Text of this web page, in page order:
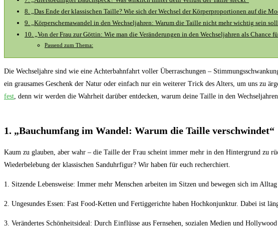
8. „Das Ende der klassischen Taille? Wie sich der Wechsel der Körperproportionen auf die
9. „Körperschemawandel in den Wechseljahren: Warum die Taille nicht mehr wichtig sein
10. „Von der Frau zur Göttin: Wie man die Veränderungen in den Wechseljahren als Chance
Passend zum Thema:
Die Wechseljahre sind wie eine Achterbahnfahrt voller Überraschungen –
ein grausames Geschenk der Natur oder einfach nur ein weiterer Trick des Alters, um uns zu
fest, denn wir werden die Wahrheit darüber entdecken, warum deine Taille in den
1. „Bauchumfang im Wandel: Warum die Taille verschwindet“
Kaum zu glauben, aber wahr – die Taille der Frau scheint immer mehr in den Hintergrund zu
Wiederbelebung der klassischen Sanduhrfigur? Wir haben für euch recherchiert.
1. Sitzende Lebensweise: Immer mehr Menschen arbeiten im Sitzen und bewegen sich im
2. Ungesundes Essen: Fast Food-Ketten und Fertiggerichte haben Hochkonjunktur. Dabei ist
3. Verändertes Schönheitsideal: Durch Einflüsse aus Fernsehen, sozialen Medien und